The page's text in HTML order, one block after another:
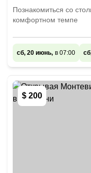
Познакомиться со
комфортном темпе
сб, 20 июнь, в 07:00
$ 200